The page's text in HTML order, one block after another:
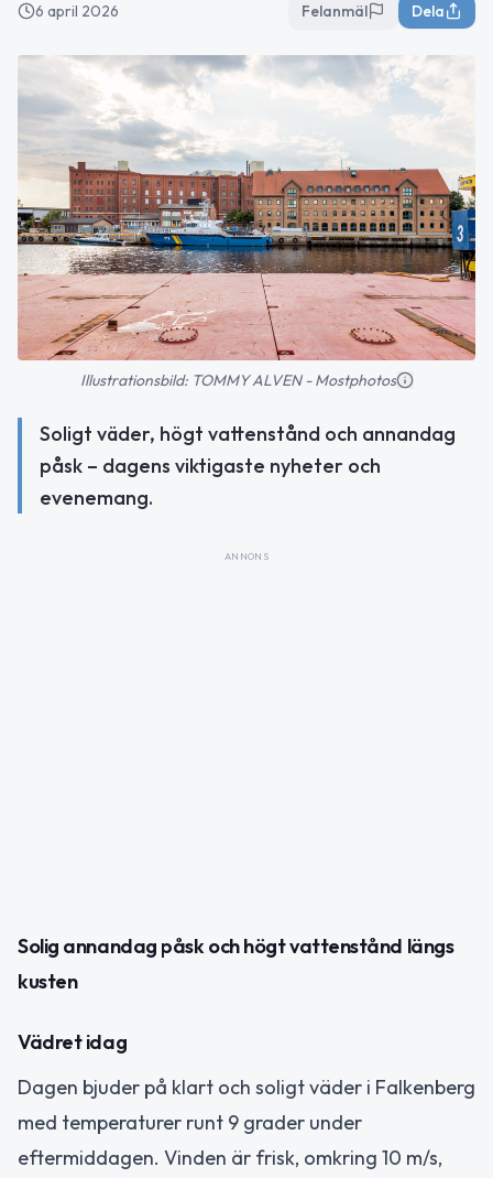
6 april 2026 Felanmäl Dela
Illustrationsbild: TOMMY ALVEN - Mostphotos
Soligt väder, högt vattenstånd och annandag
påsk – dagens viktigaste nyheter och
evenemang.
ANNONS
Solig annandag påsk och högt vattenstånd längs
kusten
Vädret idag
Dagen bjuder på klart och soligt väder i Falkenberg
med temperaturer runt 9 grader under
eftermiddagen. Vinden är frisk, omkring 10 m/s,